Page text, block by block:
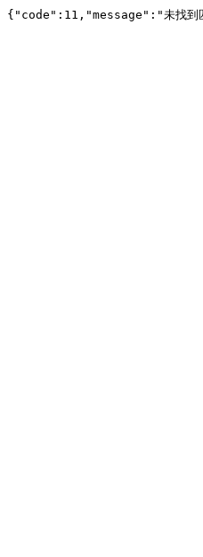
{"code":11,"message":"未找